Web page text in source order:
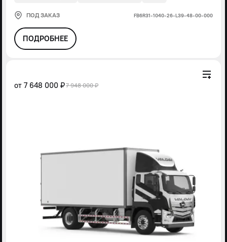
ПОД ЗАКАЗ FВ6R31-1040-26-L39-48-00-000
ПОДРОБНЕЕ
от 7 648 000 ₽7 948 000 ₽